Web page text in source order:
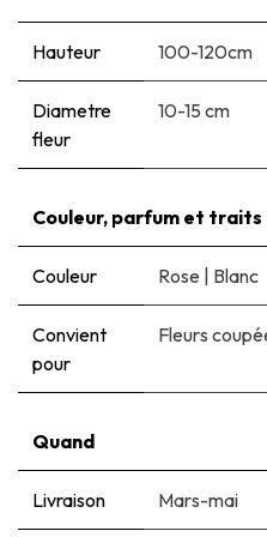
Hauteur 100-120cm
Diametre
fleur
10-15 cm
Couleur, parfum et traits
Couleur Rose | Blanc
Convient
pour
Fleurs
Quand
Livraison Mars-mai